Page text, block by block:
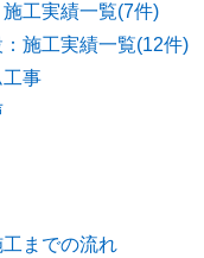
工実績一覧(7件)
施工実績一覧(12件)
工事
までの流れ